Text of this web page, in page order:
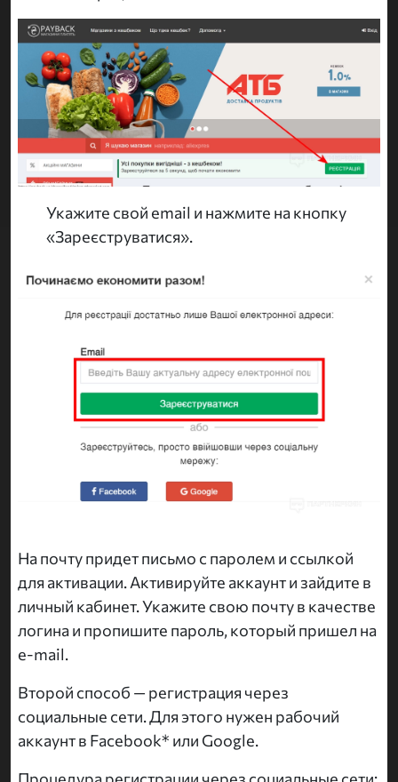
Укажите свой email и нажмите на кнопку
«Зареєструватися».
На почту придет письмо с паролем и ссылкой
для активации. Активируйте аккаунт и зайдите в
личный кабинет. Укажите свою почту в качестве
логина и пропишите пароль, который пришел на
e-mail.
Второй способ — регистрация через
социальные сети. Для этого нужен рабочий
аккаунт в Facebook* или Google.